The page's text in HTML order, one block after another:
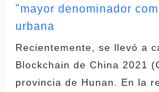
"mayor denominador
urbana
Recientemente, se llevó a
Blockchain de China 2021
provincia de Hunan. En la